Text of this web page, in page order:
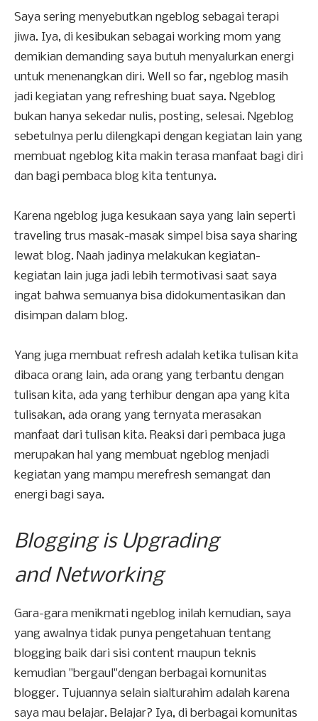
Saya sering menyebutkan ngeblog sebagai terapi
jiwa. Iya, di kesibukan sebagai working mom yang
demikian demanding saya butuh menyalurkan energi
untuk menenangkan diri. Well so far, ngeblog masih
jadi kegiatan yang refreshing buat saya. Ngeblog
bukan hanya sekedar nulis, posting, selesai. Ngeblog
sebetulnya perlu dilengkapi dengan kegiatan lain yang
membuat ngeblog kita makin terasa manfaat bagi diri
dan bagi pembaca blog kita tentunya.
Karena ngeblog juga kesukaan saya yang lain seperti
traveling trus masak-masak simpel bisa saya sharing
lewat blog. Naah jadinya melakukan kegiatan-
kegiatan lain juga jadi lebih termotivasi saat saya
ingat bahwa semuanya bisa didokumentasikan dan
disimpan dalam blog.
Yang juga membuat refresh adalah ketika tulisan kita
dibaca orang lain, ada orang yang terbantu dengan
tulisan kita, ada yang terhibur dengan apa yang kita
tulisakan, ada orang yang ternyata merasakan
manfaat dari tulisan kita. Reaksi dari pembaca juga
merupakan hal yang membuat ngeblog menjadi
kegiatan yang mampu merefresh semangat dan
energi bagi saya.
Blogging is Upgrading
andNetworking
Gara-gara menikmati ngeblog inilah kemudian, saya
yang awalnya tidak punya pengetahuan tentang
blogging baik dari sisi content maupun teknis
kemudian "bergaul"dengan berbagai komunitas
blogger. Tujuannya selain sialturahim adalah karena
saya mau belajar. Belajar? Iya, di berbagai komunitas